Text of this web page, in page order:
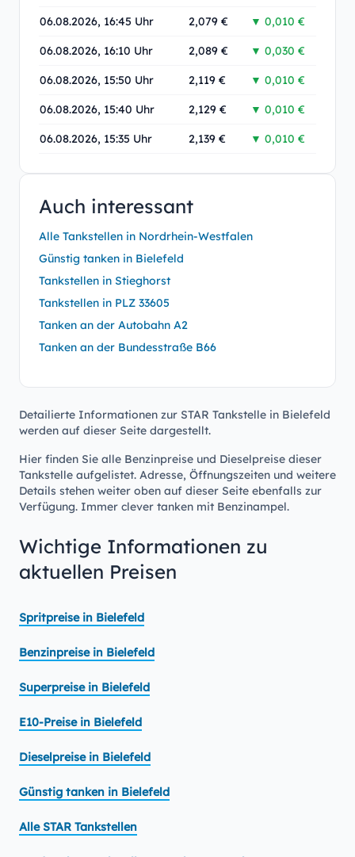
06.08.2026, 16:45 Uhr 2,079 € ▼ 0,010 €
06.08.2026, 16:10 Uhr 2,089 € ▼ 0,030 €
06.08.2026, 15:50 Uhr 2,119 € ▼ 0,010 €
06.08.2026, 15:40 Uhr 2,129 € ▼ 0,010 €
06.08.2026, 15:35 Uhr 2,139 € ▼ 0,010 €
Auch interessant
Alle Tankstellen in Nordrhein-Westfalen
Günstig tanken in Bielefeld
Tankstellen in Stieghorst
Tankstellen in PLZ 33605
Tanken an der Autobahn A2
Tanken an der Bundesstraße B66
Detailierte Informationen zur STAR Tankstelle in Bielefeld
werden auf dieser Seite dargestellt.
Hier finden Sie alle Benzinpreise und Dieselpreise dieser
Tankstelle aufgelistet. Adresse, Öffnungszeiten und weitere
Details stehen weiter oben auf dieser Seite ebenfalls zur
Verfügung. Immer clever tanken mit Benzinampel.
Wichtige Informationen zu
aktuellen Preisen
Spritpreise in Bielefeld
Benzinpreise in Bielefeld
Superpreise in Bielefeld
E10-Preise in Bielefeld
Dieselpreise in Bielefeld
Günstig tanken in Bielefeld
Alle STAR Tankstellen